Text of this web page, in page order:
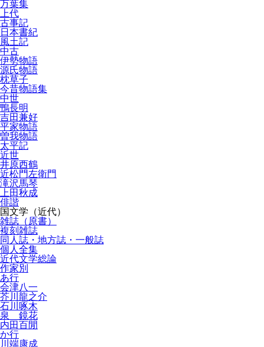
万葉集
上代
古事記
日本書紀
風土記
中古
伊勢物語
源氏物語
枕草子
今昔物語集
中世
鴨長明
吉田兼好
平家物語
曽我物語
太平記
近世
井原西鶴
近松門左衛門
滝沢馬琴
上田秋成
俳諧
国文学（近代）
雑誌（原書）
複刻雑誌
同人誌・地方誌・一般誌
個人全集
近代文学総論
作家別
あ行
会津八一
芥川龍之介
石川啄木
泉 鏡花
内田百閒
か行
川端康成